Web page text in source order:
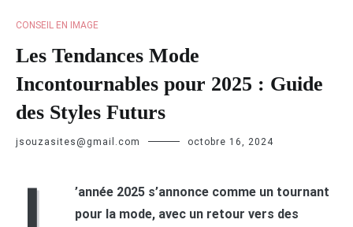
CONSEIL EN IMAGE
Les Tendances Mode
Incontournables pour 2025 : Guide
des Styles Futurs
jsouzasites@gmail.com octobre 16, 2024
’année 2025 s’annonce comme un tournant
pour la mode, avec un retour vers des